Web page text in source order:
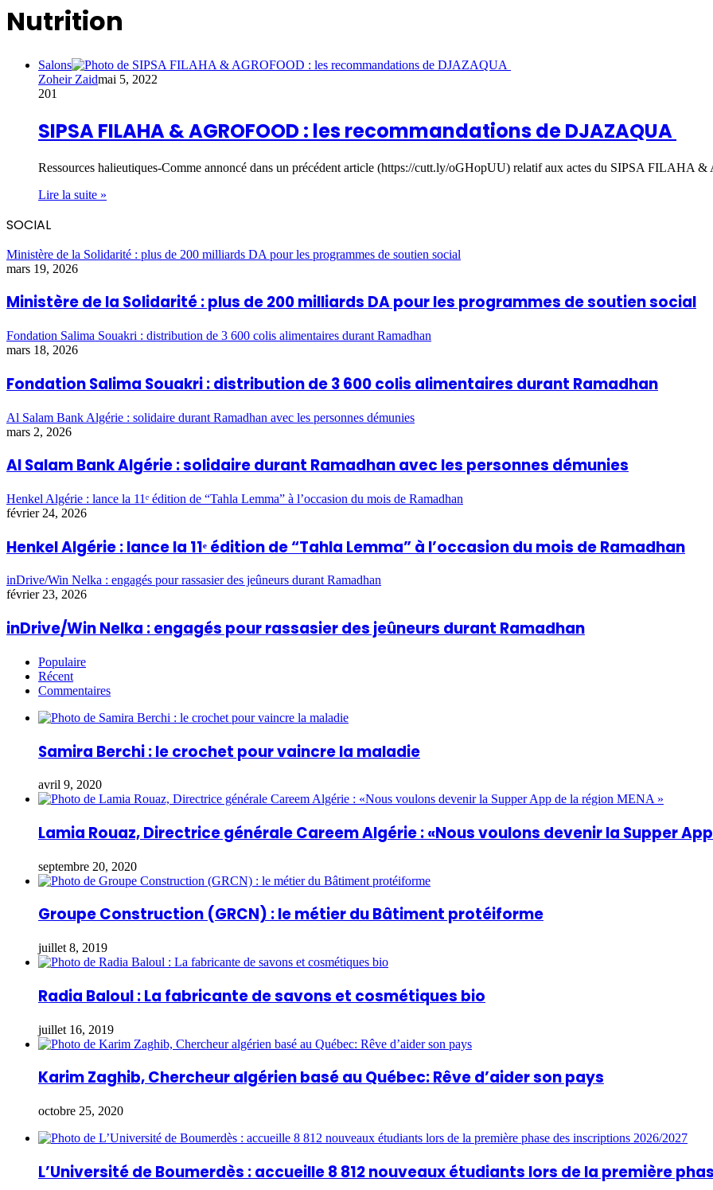
Nutrition
Salons
Zoheir Zaidmai 5, 2022
201
SIPSA FILAHA & AGROFOOD : les recommandations de DJAZAQUA
Ressources halieutiques-Comme annoncé dans un précédent article (https://cutt.ly/oGHopUU) relatif aux actes du SIPSA FILAHA
Lire la suite »
SOCIAL
Ministère de la Solidarité : plus de 200 milliards DA pour les programmes de soutien social
mars 19, 2026
Ministère de la Solidarité : plus de 200 milliards DA pour les programmes de soutien social
Fondation Salima Souakri : distribution de 3 600 colis alimentaires durant Ramadhan
mars 18, 2026
Fondation Salima Souakri : distribution de 3 600 colis alimentaires durant Ramadhan
Al Salam Bank Algérie : solidaire durant Ramadhan avec les personnes démunies
mars 2, 2026
Al Salam Bank Algérie : solidaire durant Ramadhan avec les personnes démunies
Henkel Algérie : lance la 11ᵉ édition de “Tahla Lemma” à l’occasion du mois de Ramadhan
février 24, 2026
Henkel Algérie : lance la 11ᵉ édition de “Tahla Lemma” à l’occasion du mois de Ramadhan
inDrive/Win Nelka : engagés pour rassasier des jeûneurs durant Ramadhan
février 23, 2026
inDrive/Win Nelka : engagés pour rassasier des jeûneurs durant Ramadhan
Populaire
Récent
Commentaires
Samira Berchi : le crochet pour vaincre la maladie
avril 9, 2020
Lamia Rouaz, Directrice générale Careem Algérie : «Nous voulons devenir la Supper App
septembre 20, 2020
Groupe Construction (GRCN) : le métier du Bâtiment protéiforme
juillet 8, 2019
Radia Baloul : La fabricante de savons et cosmétiques bio
juillet 16, 2019
Karim Zaghib, Chercheur algérien basé au Québec: Rêve d’aider son pays
octobre 25, 2020
L’Université de Boumerdès : accueille 8 812 nouveaux étudiants lors de la première